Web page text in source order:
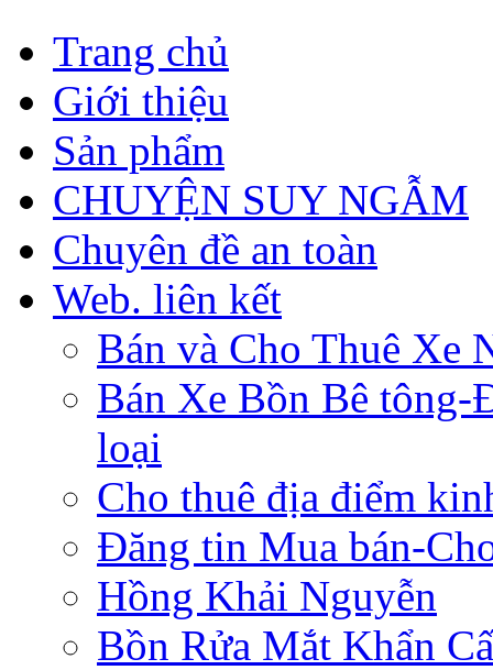
Trang chủ
Giới thiệu
Sản phẩm
CHUYỆN SUY NGẪM
Chuyên đề an toàn
Web. liên kết
Bán và Cho Thuê Xe
Bán Xe Bồn Bê tông-
loại
Cho thuê địa điểm
Đăng tin Mua bán-
Hồng Khải Nguyễn
Bồn Rửa Mắt Khẩn